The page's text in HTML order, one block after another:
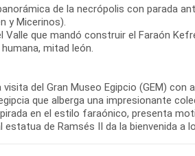
de la necrópolis con parada
y Micerinos).
Valle que mandó construir el Faraón
mitad león.
visita del Gran Museo Egipcio (GEM)
que alberga una impresionante
en el estilo faraónico, presenta
de Ramsés II da la bienvenida